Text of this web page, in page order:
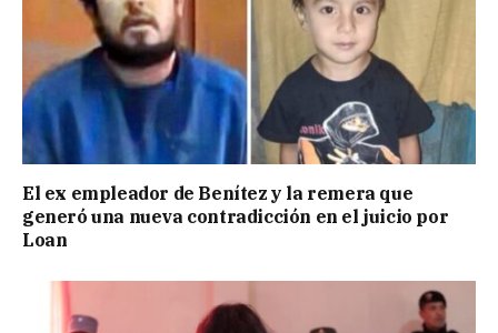
El ex empleador de Benítez y la remera que
generó una nueva contradicción en el juicio por
Loan